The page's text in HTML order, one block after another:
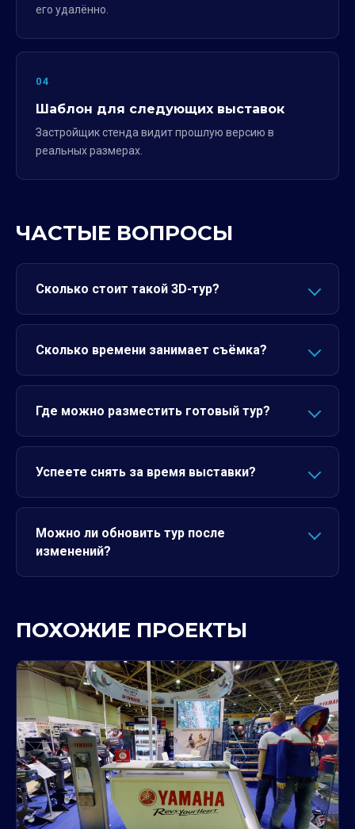
его удалённо.
04
Шаблон для следующих выставок
Застройщик стенда видит прошлую версию в
реальных размерах.
ЧАСТЫЕ ВОПРОСЫ
Сколько стоит такой 3D-тур?
Сколько времени занимает съёмка?
Где можно разместить готовый тур?
Успеете снять за время выставки?
Можно ли обновить тур после
изменений?
ПОХОЖИЕ ПРОЕКТЫ